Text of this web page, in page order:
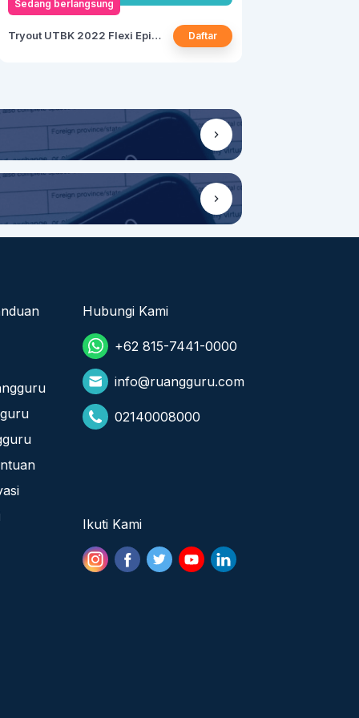
aktif bagi peradaban
Sedang berlangsung
Tryout UTBK 2022 Flexi Episode 31 Daftar
Hubungi Kami
+62 815-7441-0000
info@ruangguru.com
02140008000
Ikuti Kami